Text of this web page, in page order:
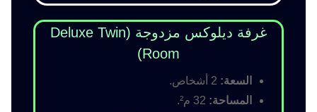
غرفة ديلوكس مزدوجة (Deluxe Twin
Room)
السعة:
المساحة: